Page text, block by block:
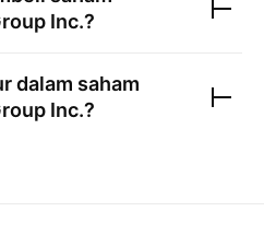
Inc.?
dalam saham
Inc.?